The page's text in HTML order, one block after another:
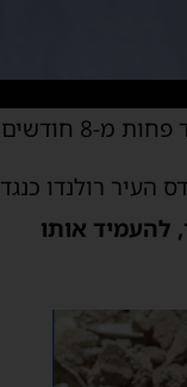
העיר רולנדו כנגד
להעמיד אותו